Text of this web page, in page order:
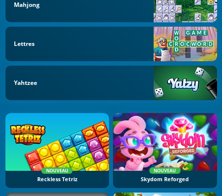
Mahjong
Lettres
Yahtzee
NOUVEAU
Reckless Tetriz
NOUVEAU
Skydom Reforged